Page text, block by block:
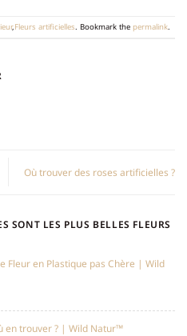
,Fleurs artificielles. Bookmark the permalink.
Où trouver des roses artificielles ?
SONT LES PLUS BELLES FLEURS
Fleur en Plastique pas Chère | Wild
en trouver ? | Wild Natur™